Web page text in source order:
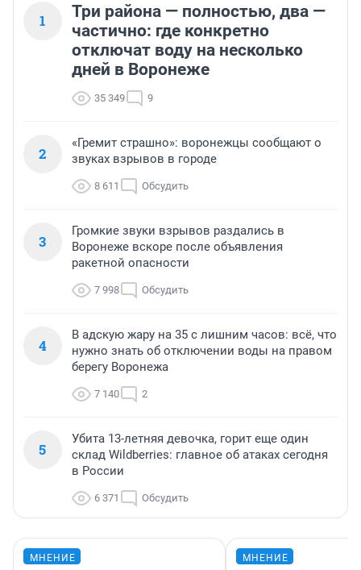
1
Три района — полностью, два —
частично: где конкретно
отключат воду на несколько
дней в Воронеже
35 349 9
2
«Гремит страшно»: воронежцы сообщают о
звуках взрывов в городе
8 611 Обсудить
3
Громкие звуки взрывов раздались в
Воронеже вскоре после объявления
ракетной опасности
7 998 Обсудить
4
В адскую жару на 35 с лишним часов: всё, что
нужно знать об отключении воды на правом
берегу Воронежа
7 140 2
5
Убита 13-летняя девочка, горит еще один
склад Wildberries: главное об атаках сегодня
в России
6 371 Обсудить
МНЕНИЕ МНЕНИЕ